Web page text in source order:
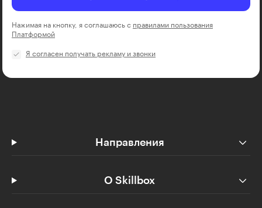
Нажимая на кнопку, я соглашаюсь с правилами пользования
Платформой
Я согласен получать рекламу и звонки
Направления
О Skillbox